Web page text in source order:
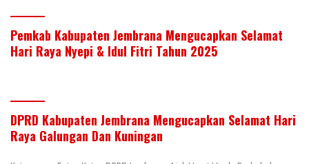
Pemkab Kabupaten Jembrana Mengucapkan Selamat
Hari Raya Nyepi & Idul Fitri Tahun 2025
DPRD Kabupaten Jembrana Mengucapkan Selamat Hari
Raya Galungan Dan Kuningan